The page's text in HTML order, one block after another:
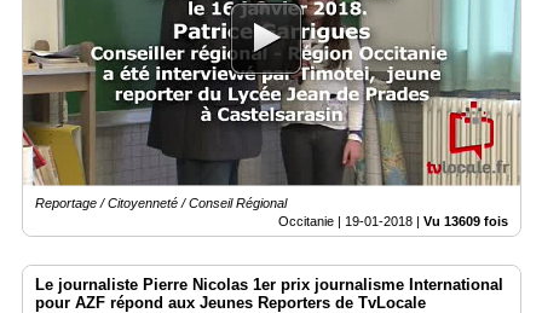
Reportage / Citoyenneté / Conseil Régional
Occitanie | 19-01-2018 | Vu 13609 fois
Le journaliste Pierre Nicolas 1er prix journalisme International
pour AZF répond aux Jeunes Reporters de TvLocale